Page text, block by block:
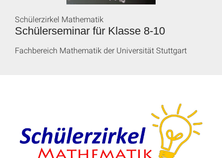
Schülerseminar für Klasse 8-10
Schülerzirkel Mathematik
Fachbereich Mathematik der Universität Stuttgart